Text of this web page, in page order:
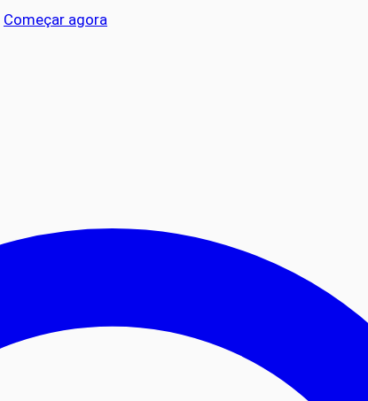
Começar agora